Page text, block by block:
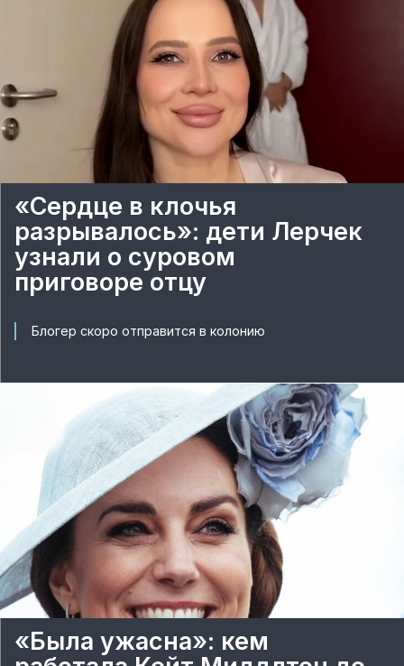
«Сердце в клочья
разрывалось»: дети Лерчек
узнали о суровом
приговоре отцу
Блогер скоро отправится в колонию
«Была ужасна»: кем